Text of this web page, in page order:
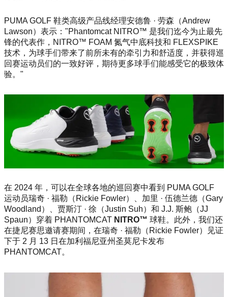
PUMA GOLF 鞋类高级产品线经理安德鲁 · 劳森（Andrew
Lawson）表示："Phantomcat NITRO™ 是我们迄今为止最先
锋的代表作，NITRO™ FOAM 氮气中底科技和 FLEXSPIKE
技术，为球手们带来了前所未有的牵引力和舒适度，并获得巡
回赛运动员们的一致好评，期待更多球手们能感受它的极致体
验。"
在 2024 年，可以在全球各地的巡回赛中看到 PUMA GOLF
运动员瑞奇 · 福勒（Rickie Fowler）、加里 · 伍德兰德（Gary
Woodland）、贾斯汀 · 徐（Justin Suh）和 J.J. 斯鲍（JJ
Spaun）穿着 PHANTOMCAT NITRO™ 球鞋。此外，我们还
在捷尼赛思邀请赛期间，在瑞奇 · 福勒（Rickie Fowler）见证
下于 2 月 13 日在加利福尼亚州圣莫尼卡发布
PHANTOMCAT。